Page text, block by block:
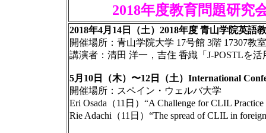
2018年度教育問題研究
2018年4月14日（土）2018年度 青山学院英
開催場所：青山学院大学 17号館 3階 17307教室
講演者：清田 洋一，吉住 香織「J-POSTLを
5月10日（木）〜12日（土）International
開催場所：スペイン・ウェルバ大学
Eri Osada（11日）“A Challenge for CLIL Practice
Rie Adachi（11日）“The spread of CLIL in